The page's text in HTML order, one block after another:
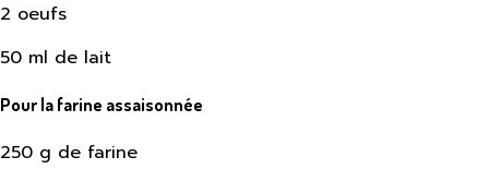
2 oeufs
50 ml de lait
Pour la farine assaisonnée
250 g de farine